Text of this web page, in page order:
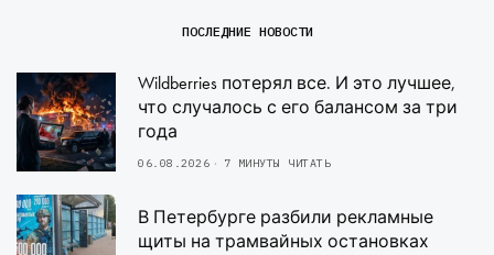
ПОСЛЕДНИЕ НОВОСТИ
Wildberries потерял все. И это лучшее,
что случалось с его балансом за три
года
06.08.2026 7 МИНУТЫ ЧИТАТЬ
В Петербурге разбили рекламные
щиты на трамвайных остановках